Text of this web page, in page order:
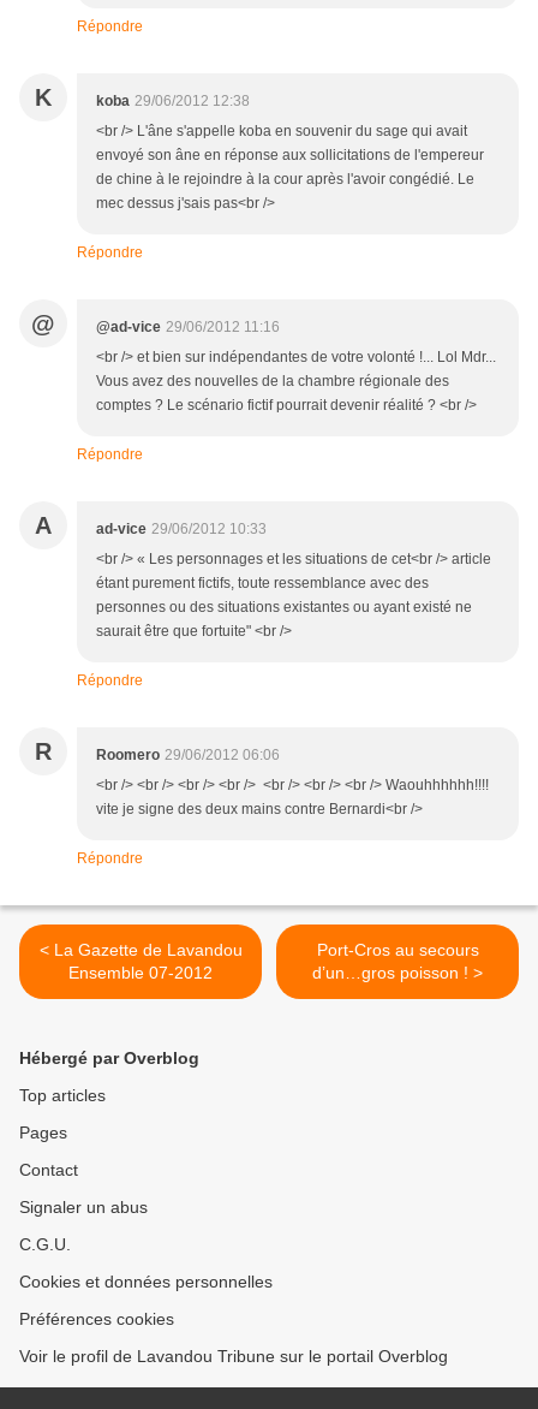
Répondre
K koba 29/06/2012 12:38
<br /> L'âne s'appelle koba en souvenir du sage qui avait
envoyé son âne en réponse aux sollicitations de l'empereur
de chine à le rejoindre à la cour après l'avoir congédié. Le
mec dessus j'sais pas<br />
Répondre
@ @ad-vice 29/06/2012 11:16
<br /> et bien sur indépendantes de votre volonté !... Lol Mdr...
Vous avez des nouvelles de la chambre régionale des
comptes ? Le scénario fictif pourrait devenir réalité ? <br />
Répondre
A ad-vice 29/06/2012 10:33
<br /> « Les personnages et les situations de cet<br /> article
étant purement fictifs, toute ressemblance avec des
personnes ou des situations existantes ou ayant existé ne
saurait être que fortuite" <br />
Répondre
R Roomero 29/06/2012 06:06
<br /> <br /> <br /> <br /> <br /> <br /> <br /> Waouhhhhhh!!!!
vite je signe des deux mains contre Bernardi<br />
Répondre
< La Gazette de Lavandou
Ensemble 07-2012
Port-Cros au secours
d’un…gros poisson ! >
Hébergé par Overblog
Top articles
Pages
Contact
Signaler un abus
C.G.U.
Cookies et données personnelles
Préférences cookies
Voir le profil de Lavandou Tribune sur le portail Overblog